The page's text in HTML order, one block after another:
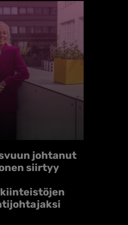
johtanut
siirtyy